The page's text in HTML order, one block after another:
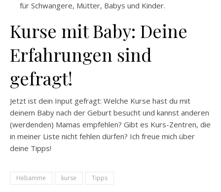
für Schwangere, Mütter, Babys und Kinder.
Kurse mit Baby: Deine
Erfahrungen sind
gefragt!
Jetzt ist dein Input gefragt: Welche Kurse hast du mit
deinem Baby nach der Geburt besucht und kannst anderen
(werdenden) Mamas empfehlen? Gibt es Kurs-Zentren, die
in meiner Liste nicht fehlen dürfen? Ich freue mich über
deine Tipps!
Hebamme kurse Tipps